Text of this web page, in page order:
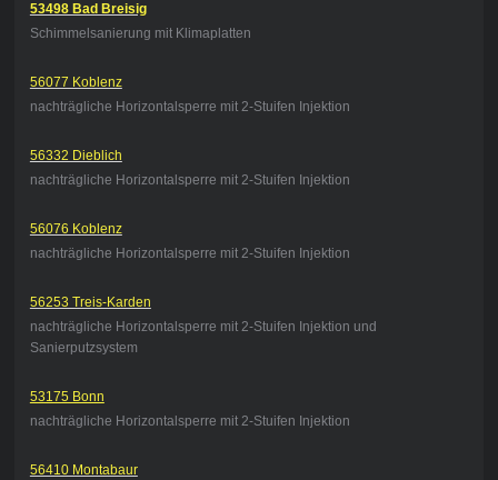
53498 Bad Breisig
Schimmelsanierung mit Klimaplatten
56077 Koblenz
nachträgliche Horizontalsperre mit 2-Stuifen Injektion
56332 Dieblich
nachträgliche Horizontalsperre mit 2-Stuifen Injektion
56076 Koblenz
nachträgliche Horizontalsperre mit 2-Stuifen Injektion
56253 Treis-Karden
nachträgliche Horizontalsperre mit 2-Stuifen Injektion und
Sanierputzsystem
53175 Bonn
nachträgliche Horizontalsperre mit 2-Stuifen Injektion
56410 Montabaur